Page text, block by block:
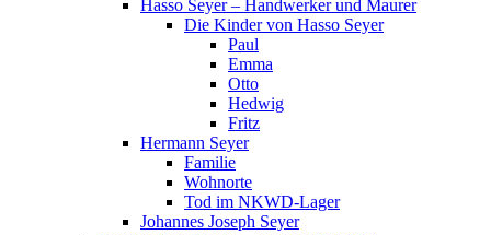
Hasso Seyer – Handwerker und Maurer
Die Kinder von Hasso Seyer
Paul
Emma
Otto
Hedwig
Fritz
Hermann Seyer
Familie
Wohnorte
Tod im NKWD-Lager
Johannes Joseph Seyer